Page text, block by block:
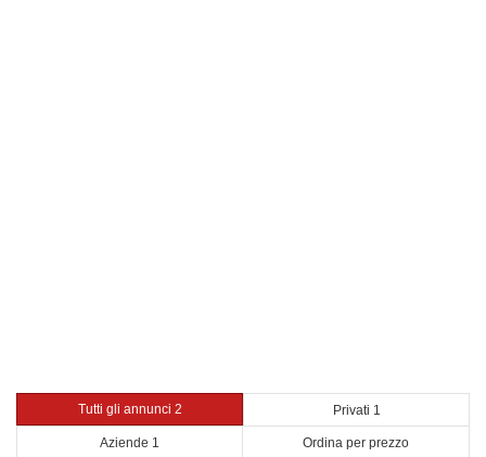
Tutti gli annunci 2 Privati 1
Aziende 1 Ordina per prezzo